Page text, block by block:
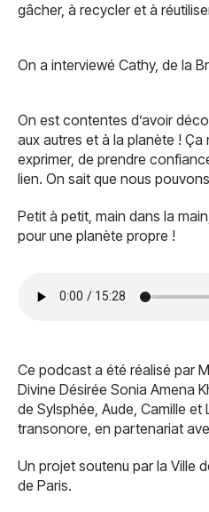
gâcher, à recycler et à
On a interviewé Cathy, de la
On est contentes d’avoir
aux autres et à la planète !
exprimer, de prendre
lien. On sait que nous
Petit à petit, main dans la
pour une planète propre !
Ce podcast a été réalisé par
Divine Désirée Sonia Amena
de Sylsphée, Aude, Camille et
transonore, en partenariat
Un projet soutenu par la Ville
de Paris.